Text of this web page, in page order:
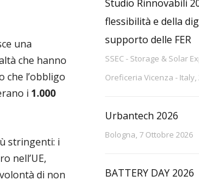
una
che hanno
che l’obbligo
i 1.000
stringenti: i
nell’UE,
di non
Studio Rinnovabili
flessibilità e della
supporto delle FER
SSEC - Storage & Solar
Oreficeria Vicenza -
Urbantech 2026
Bologna, 7 Ottobre 2026
BATTERY DAY 2026